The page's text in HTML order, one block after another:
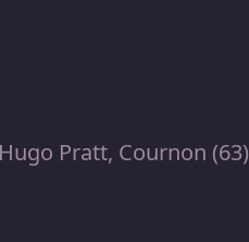
Pratt, Cournon (63)